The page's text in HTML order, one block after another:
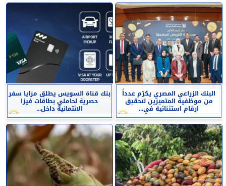
البنك الزراعي المصري يكرّم عدداً
من موظفيه المتميزين لتحقيق
ارقام استثنائية في...
بنك قناة السويس يطلق مزايا سفر
حصرية لحاملي بطاقات فيزا
الائتمانية داخل...